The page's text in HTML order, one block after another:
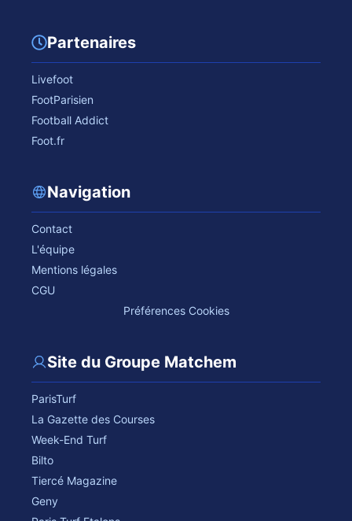
Partenaires
Livefoot
FootParisien
Football Addict
Foot.fr
Navigation
Contact
L'équipe
Mentions légales
CGU
Préférences Cookies
Site du Groupe Matchem
ParisTurf
La Gazette des Courses
Week-End Turf
Bilto
Tiercé Magazine
Geny